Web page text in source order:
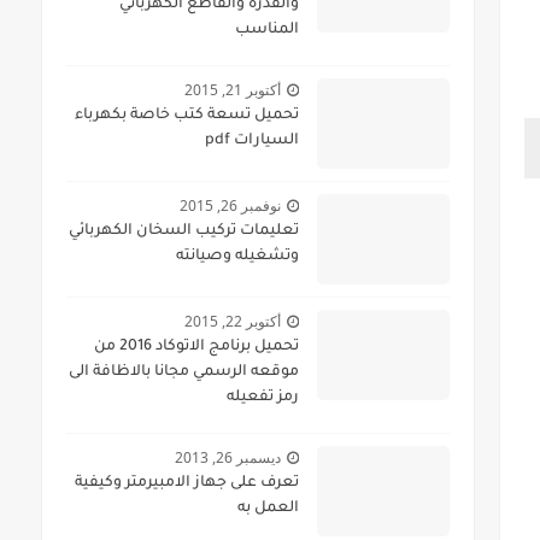
والقدرة والقاطع الكهربائي
المناسب
أكتوبر 21, 2015
تحميل تسعة كتب خاصة بكهرباء
السيارات pdf
نوفمبر 26, 2015
تعليمات تركيب السخان الكهربائي
وتشغيله وصيانته
أكتوبر 22, 2015
تحميل برنامج الاتوكاد 2016 من
موقعه الرسمي مجانا بالاظافة الى
رمز تفعيله
ديسمبر 26, 2013
تعرف على جهاز الامبيرمتر وكيفية
العمل به